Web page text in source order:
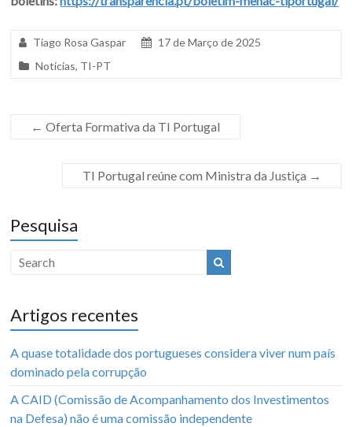
Tiago Rosa Gaspar
17 de Março de 2025
Notícias, TI-PT
← Oferta Formativa da TI Portugal
TI Portugal reúne com Ministra da Justiça →
Pesquisa
Artigos recentes
A quase totalidade dos portugueses considera viver num país
dominado pela corrupção
A CAID (Comissão de Acompanhamento dos Investimentos
na Defesa) não é uma comissão independente